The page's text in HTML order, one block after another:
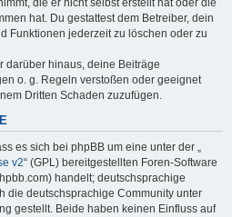
hat. Du gestattest dem Betreiber, dein
Funktionen jederzeit zu löschen oder zu
darüber hinaus, deine Beiträge
o. g. Regeln verstoßen oder geeignet
Dritten Schaden zuzufügen.
es sich bei phpBB um eine unter der „
v2“ (GPL) bereitgestellten Foren-Software
handelt; deutschsprachige
die deutschsprachige Community unter
gestellt. Beide haben keinen Einfluss auf